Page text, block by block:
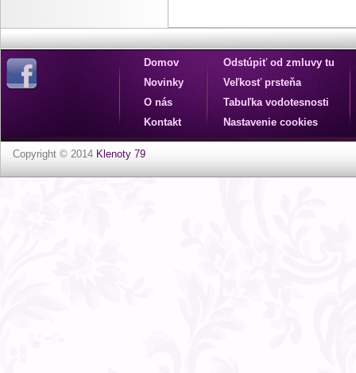
Domov
Novinky
O nás
Kontakt
Odstúpiť od zmluvy tu
Veľkosť prsteňa
Tabuľka vodotesnosti
Nastavenie cookies
Copyright © 2014 Klenoty 79